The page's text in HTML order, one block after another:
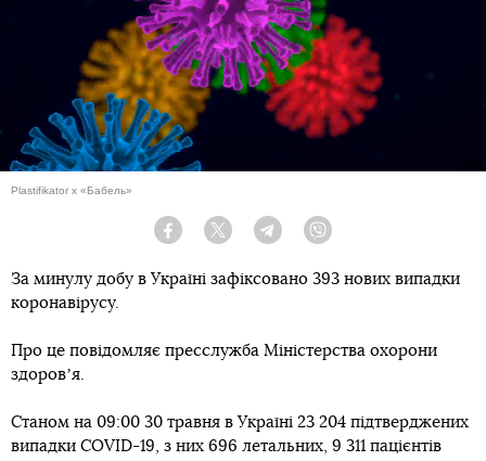
Plastifikator x «Бабель»
Facebook Twitter Telegram
За минулу добу в Україні зафіксовано 393 нових випадки
коронавірусу.
Про це повідомляє пресслужба Міністерства охорони
здоровʼя.
Станом на 09:00 30 травня в Україні 23 204 підтверджених
випадки COVID-19, з них 696 летальних, 9 311 пацієнтів